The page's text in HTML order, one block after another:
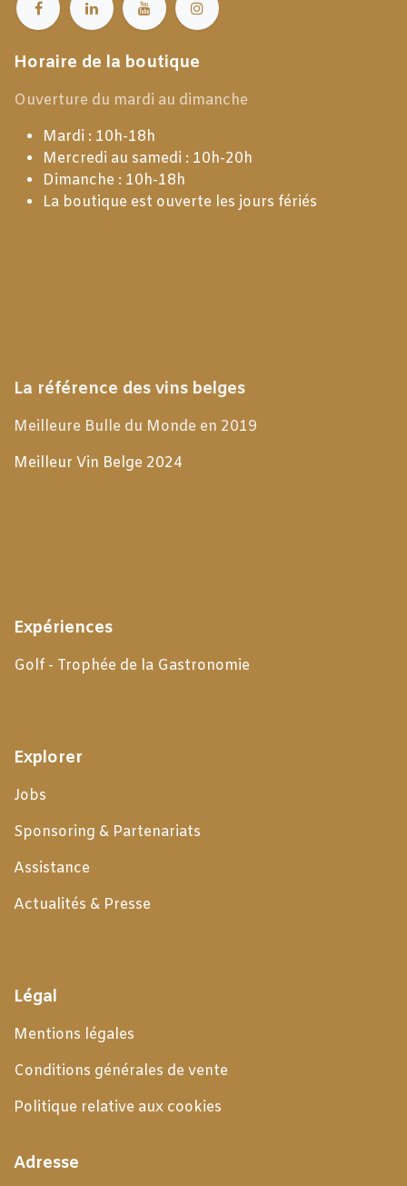
Horaire de la boutique
Ouverture du mardi au dimanche
Mardi : 10h-18h
Mercredi au samedi : 10h-20h
Dimanche : 10h-18h
La boutique est ouverte les jours fériés
La référence des vins belges
Meilleure Bulle du Monde en 2019
Meilleur Vin Belge 2024
Expériences
Golf - Trophée de la Gastronomie
Explorer
Jobs
Sponsoring & Partenariats
Assistance
Actualités & Presse
Légal
Mentions légales
Conditions générales de vente
Politique relative aux cookies
Adresse